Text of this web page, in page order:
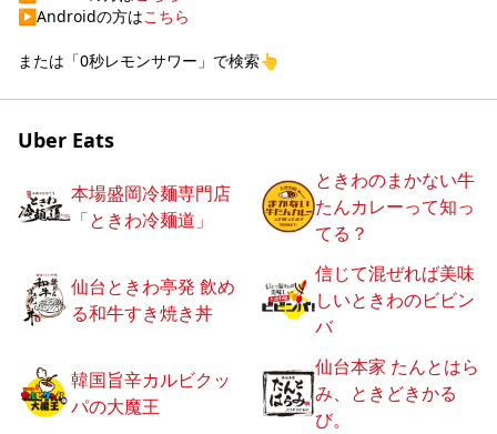
▶︎Androidの方はこちら
または「0秒レモンサワー」で検索👆
Uber Eats
本場盛岡冷麺専門店
「ときわ冷麺道」
ときわのまかない牛
たんカレーって知っ
てる？
仙台ときわ亭発 飲め
る和牛すき焼き丼
信じて混ぜれば美味
しいときわのビビン
バ
韓国旨辛カルビクッ
パの大魔王
仙台本家 たんとはら
み、ときどきかる
び。